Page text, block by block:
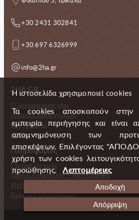
+30 2431 302841
+30 697 6326999
info@2ha.gr
2HA.GR
Ο λογαριασμός μου
Ιστορικό παραγγελιών
Επικοινωνία
Gallery
Πληροφορίες
Σχετικά με εμάς
Τρόποι Αποστολής – Μεταφορικά
Μέθοδοι πληρωμής
Πολιτική Επιστροφών
Η ιστοσελίδα χρησιμοποιεί cookies
Τα cookies αποσκοπούν στην
εμπειρία περιήγησης και είναι
απομνημόνευση των
επισκέψεων. Επιλέγοντας
χρήση των cookies
προώθησης.
Λεπτομέρειες
Αποδοχή
Απόρριψη